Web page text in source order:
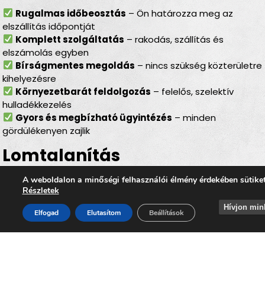
Rugalmas időbeosztás – Ön határozza meg az
elszállítás időpontját
Komplett szolgáltatás – rakodás, szállítás és
elszámolás egyben
Bírságmentes megoldás – nincs szükség közterületre
kihelyezésre
Környezetbarát feldolgozás – felelős, szelektív
hulladékkezelés
Gyors és megbízható ügyintézés – minden
gördülékenyen zajlik
Lomtalanítás
Rábaszentmihály – ideális
választás minden helyzetben
Legyen szófelújításról, költözésről, garázs- vagy
padlásürítésről, esetleg egy örökölt ingatlan
A weboldalon a minőségi felhasználói élmény érdekében
Részletek
Elfogad Elutasítom Beállítások
Hívjon